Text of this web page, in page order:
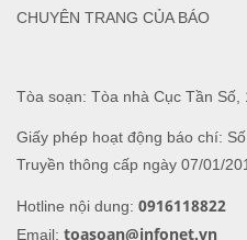
Tòa soạn: Tòa nhà Cục Tần Số,
Giấy phép hoạt động báo chí:
Truyền thông cấp ngày 07/01/
Hotline nội dung: 0916118822
Email: toasoan@infonet.vn
CHUYÊN TRANG CỦA BÁO